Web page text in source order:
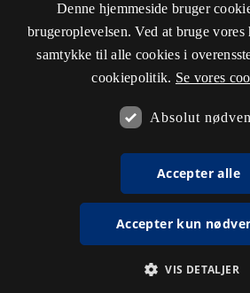
Denne hjemmeside bruger
brugeroplevelsen. Ved at bruge
samtykke til alle cookies i
cookiepolitik. Se vores
Absolut
Accepter alle
Accepter kun
VIS DETALJER